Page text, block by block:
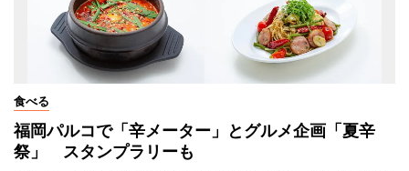
食べる
福岡パルコで「辛メーター」とグルメ企画「夏辛
祭」 スタンプラリーも